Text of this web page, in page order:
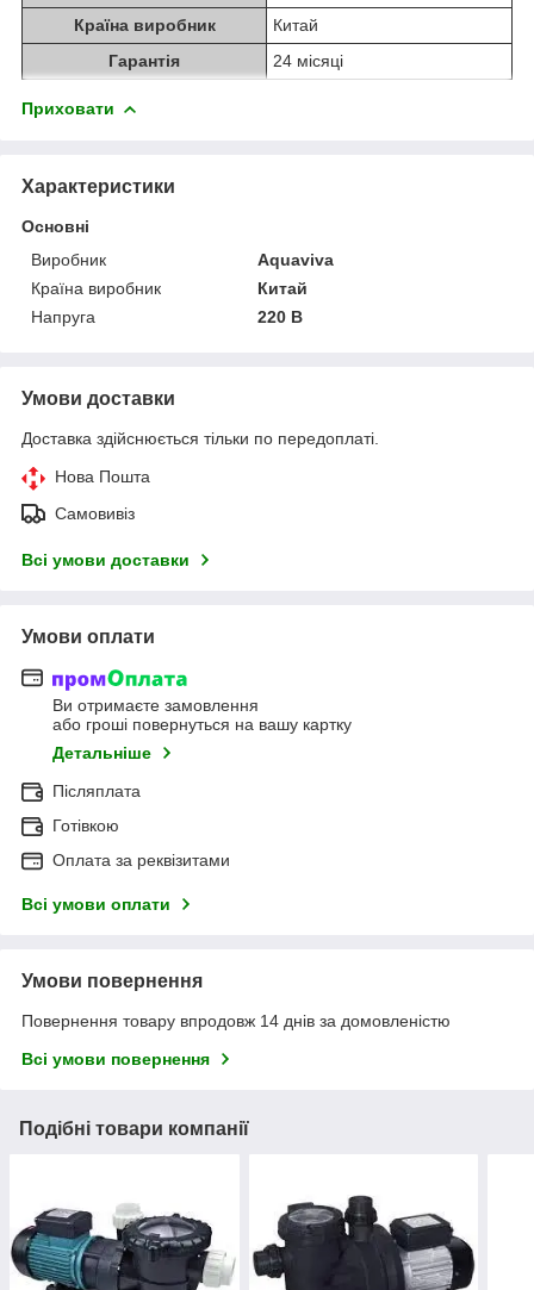
Країна виробник
Китай
Гарантія
24 місяці
Приховати
Характеристики
Основні
Виробник
Aquaviva
Країна виробник
Китай
Напруга
220 В
Умови доставки
Доставка здійснюється тільки по передоплаті.
Нова Пошта
Самовивіз
Всі умови доставки
Умови оплати
Ви отримаєте замовлення
або гроші повернуться на вашу картку
Детальніше
Післяплата
Готівкою
Оплата за реквізитами
Всі умови оплати
Умови повернення
Повернення товару впродовж 14 днів за домовленістю
Всі умови повернення
Подібні товари компанії